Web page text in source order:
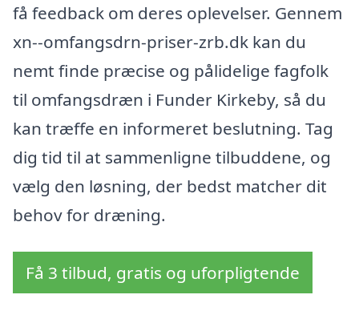
få feedback om deres oplevelser. Gennem
xn--omfangsdrn-priser-zrb.dk kan du
nemt finde præcise og pålidelige fagfolk
til omfangsdræn i Funder Kirkeby, så du
kan træffe en informeret beslutning. Tag
dig tid til at sammenligne tilbuddene, og
vælg den løsning, der bedst matcher dit
behov for dræning.
Få 3 tilbud, gratis og uforpligtende